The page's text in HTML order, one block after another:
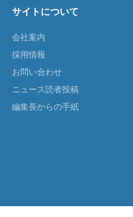
サイトについて
会社案内
採用情報
お問い合わせ
ニュース読者投稿
編集長からの手紙